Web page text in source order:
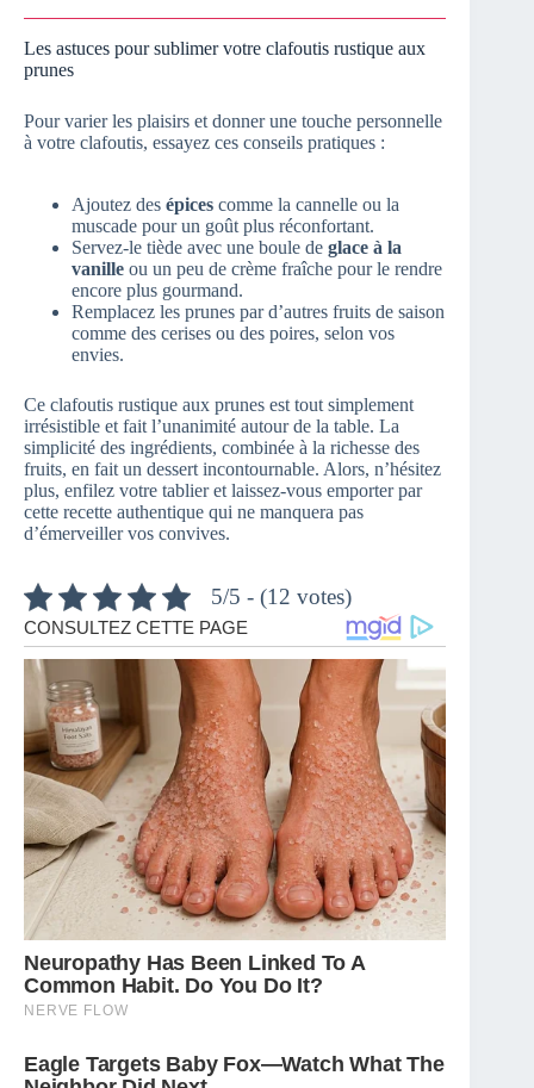
Les astuces pour sublimer votre clafoutis rustique aux
prunes
Pour varier les plaisirs et donner une touche personnelle
à votre clafoutis, essayez ces conseils pratiques :
Ajoutez des épices comme la cannelle ou la
muscade pour un goût plus réconfortant.
Servez-le tiède avec une boule de glace à la
vanille ou un peu de crème fraîche pour le rendre
encore plus gourmand.
Remplacez les prunes par d’autres fruits de saison
comme des cerises ou des poires, selon vos
envies.
Ce clafoutis rustique aux prunes est tout simplement
irrésistible et fait l’unanimité autour de la table. La
simplicité des ingrédients, combinée à la richesse des
fruits, en fait un dessert incontournable. Alors, n’hésitez
plus, enfilez votre tablier et laissez-vous emporter par
cette recette authentique qui ne manquera pas
d’émerveiller vos convives.
5/5 - (12 votes)